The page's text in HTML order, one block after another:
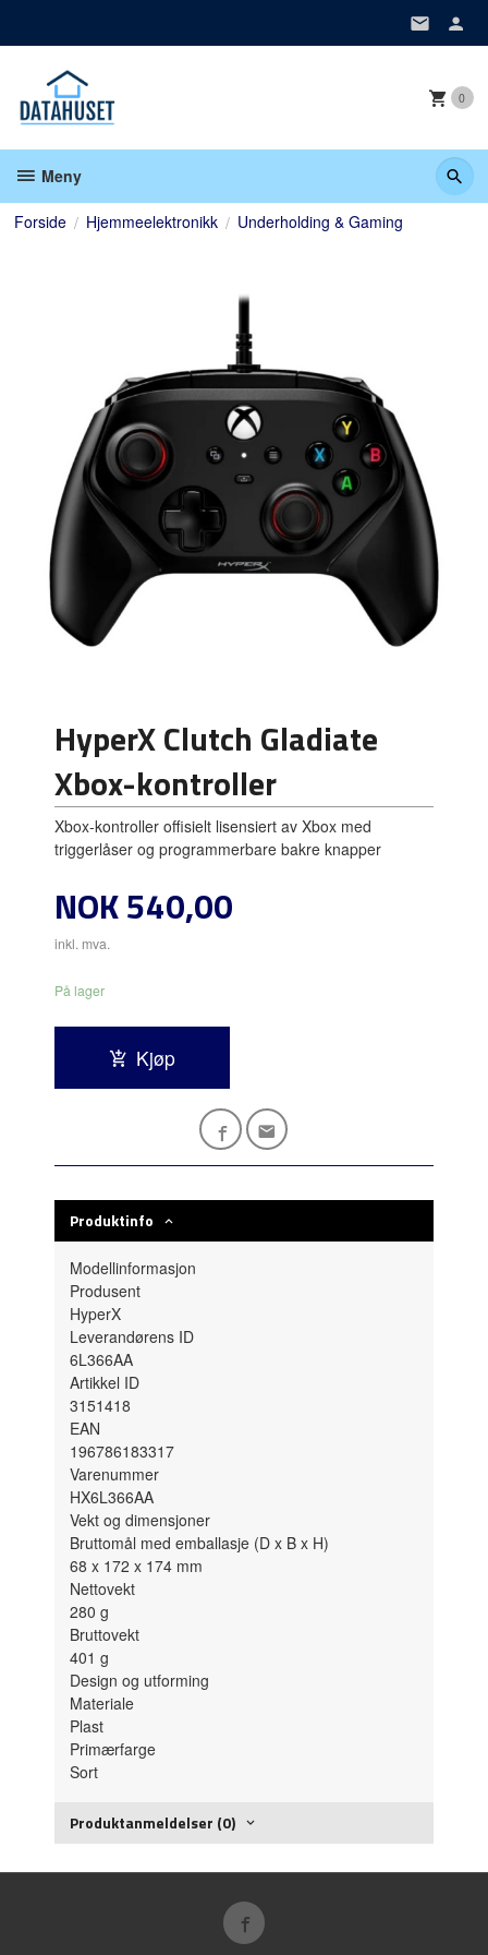
0
Meny
Forside Hjemmeelektronikk Underholding & Gaming
HyperX Clutch Gladiate
Xbox-kontroller
Xbox-kontroller offisielt lisensiert av Xbox med
triggerlåser og programmerbare bakre knapper
Pris
NOK540,00
inkl. mva.
På lager
Kjøp
Produktinfo
Modellinformasjon
Produsent
HyperX
Leverandørens ID
6L366AA
Artikkel ID
3151418
EAN
196786183317
Varenummer
HX6L366AA
Vekt og dimensjoner
Bruttomål med emballasje (D x B x H)
68 x 172 x 174 mm
Nettovekt
280g
Bruttovekt
401g
Design og utforming
Materiale
Plast
Primærfarge
Sort
Produktanmeldelser (0)